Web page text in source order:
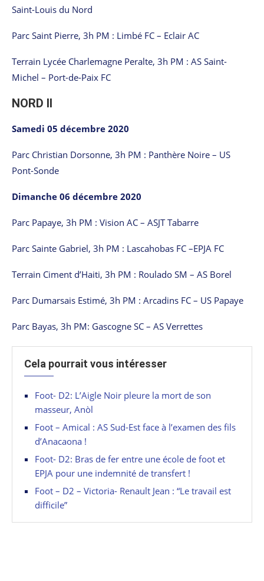
Saint-Louis du Nord
Parc Saint Pierre, 3h PM : Limbé FC – Eclair AC
Terrain Lycée Charlemagne Peralte, 3h PM : AS Saint-
Michel – Port-de-Paix FC
NORD II
Samedi 05 décembre 2020
Parc Christian Dorsonne, 3h PM : Panthère Noire – US
Pont-Sonde
Dimanche 06 décembre 2020
Parc Papaye, 3h PM : Vision AC – ASJT Tabarre
Parc Sainte Gabriel, 3h PM : Lascahobas FC –EPJA FC
Terrain Ciment d’Haiti, 3h PM : Roulado SM – AS Borel
Parc Dumarsais Estimé, 3h PM : Arcadins FC – US Papaye
Parc Bayas, 3h PM: Gascogne SC – AS Verrettes
Cela pourrait vous intéresser
Foot- D2: L’Aigle Noir pleure la mort de son
masseur, Anòl
Foot – Amical : AS Sud-Est face à l’examen des fils
d’Anacaona !
Foot- D2: Bras de fer entre une école de foot et
EPJA pour une indemnité de transfert !
Foot – D2 – Victoria- Renault Jean : “Le travail est
difficile”